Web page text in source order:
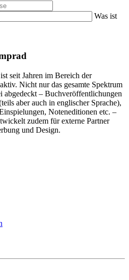
Was ist
seit Jahren im Bereich der
Nicht nur das gesamte Spektrum
abgedeckt – Buchveröffentlichungen
aber auch in englischer Sprache),
Noteneditionen etc. –
zudem für externe Partner
und Design.